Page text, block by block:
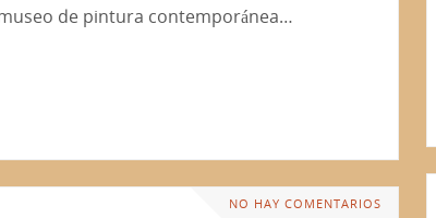
de pintura contemporánea…
NO HAY COMENTARIOS